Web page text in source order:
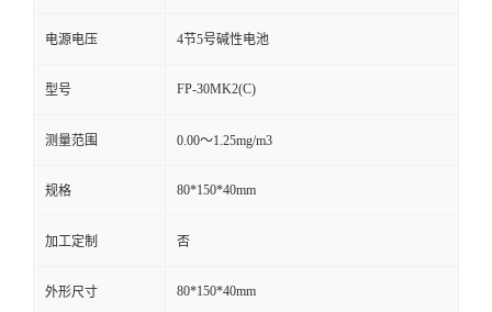
言
电源电压 4节5号碱性电池
型号 FP-30MK2(C)
测量范围 0.00～1.25mg/m3
规格 80*150*40mm
加工定制 否
外形尺寸 80*150*40mm